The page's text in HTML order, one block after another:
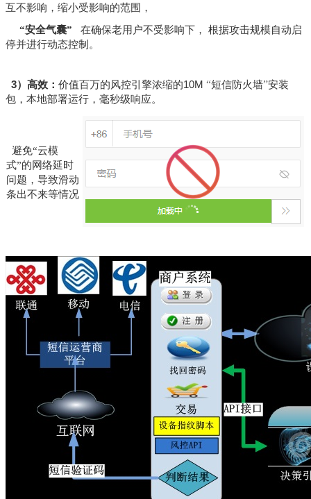
互不影响，缩小受影响的范围，
“安全气囊” 在确保老用 户不受影响下， 根据攻击规模自动启
停并进行动态控制。
3）高效： 价值百万的风控引擎浓缩的10M “短信防火墙”安装
包，本地部署运行，毫秒级响应。
避免“云模
式”的网络延时
问题，导致滑动
条出不来等情况